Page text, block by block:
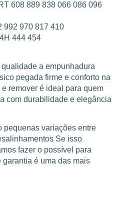
608 889 838 066 086 096
992 970 817 410
444 454
a empunhadura
pegada firme e conforto na
remover é ideal para quem
com durabilidade e elegância
pequenas variações entre
Se isso
fazer o possível para
é uma das mais